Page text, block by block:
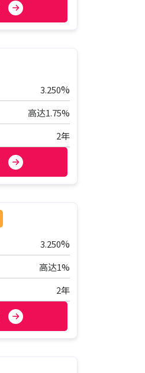
3.250%
高达1.75%
2年
3.250%
高达1%
2年